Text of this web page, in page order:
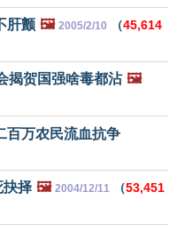
肝颤 🖼️ 2005/2/10 （45,614
揭贺国强啥毒都沾 🖼️
百万农民流血抗争
抉择 🖼️ 2004/12/11 （53,451